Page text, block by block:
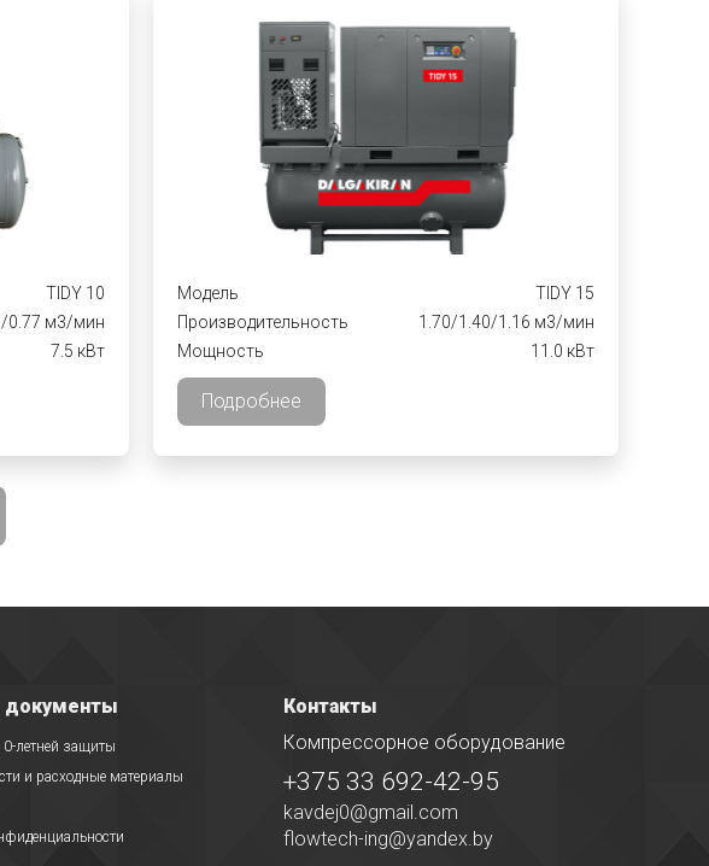
TIDY 10
0.77 м3/мин
7.5 кВт
Модель
TIDY 15
Производительность
1.70/1.40/1.16 м3/мин
Мощность
11.0 кВт
Подробнее
документы
летней защиты
и расходные материалы
Контакты
Компрессорное оборудование
+375 33 692-42-95
kavdej0@gmail.com
flowtech-ing@yandex.by